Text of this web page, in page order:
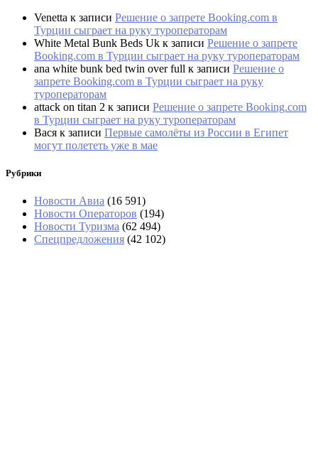
Venetta к записи Решение о запрете Booking.com в
Турции сыграет на руку туроператорам
White Metal Bunk Beds Uk к записи Решение о запрете
Booking.com в Турции сыграет на руку туроператорам
ana white bunk bed twin over full к записи Решение о
запрете Booking.com в Турции сыграет на руку
туроператорам
attack on titan 2 к записи Решение о запрете Booking.com
в Турции сыграет на руку туроператорам
Вася к записи Первые самолёты из России в Египет
могут полететь уже в мае
Рубрики
Новости Авиа (16 591)
Новости Операторов (194)
Новости Туризма (62 494)
Спецпредложения (42 102)